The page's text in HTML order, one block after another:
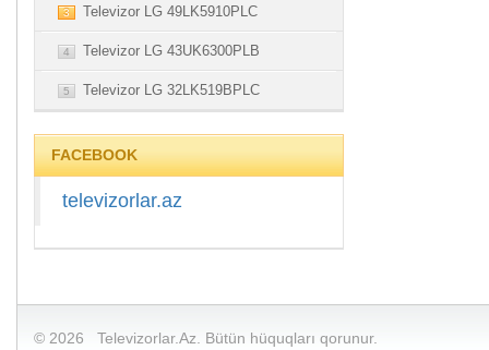
3 Televizor LG 49LK5910PLC
4 Televizor LG 43UK6300PLB
5 Televizor LG 32LK519BPLC
FACEBOOK
televizorlar.az
© 2026 Televizorlar.Az. Bütün hüquqları qorunur.